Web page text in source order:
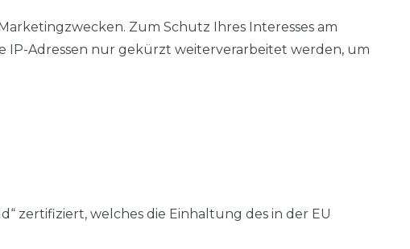
Zum Schutz Ihres Interesses am
IP-Adressen nur gekürzt weiterverarbeitet werden, um
zertifiziert, welches die Einhaltung des in der EU